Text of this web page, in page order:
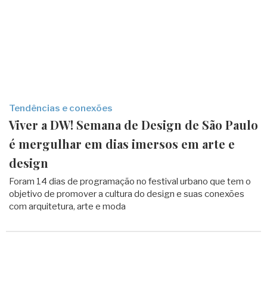
Tendências e conexões
Viver a DW! Semana de Design de São Paulo
é mergulhar em dias imersos em arte e
design
Foram 14 dias de programação no festival urbano que tem o
objetivo de promover a cultura do design e suas conexões
com arquitetura, arte e moda